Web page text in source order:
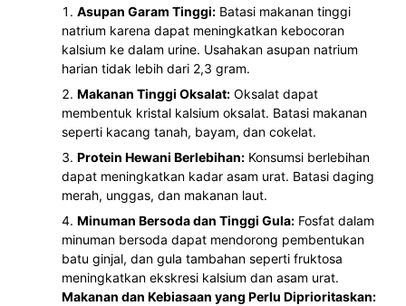
Asupan Garam Tinggi: Batasi makanan tinggi
natrium karena dapat meningkatkan kebocoran
kalsium ke dalam urine. Usahakan asupan natrium
harian tidak lebih dari 2,3 gram.
Makanan Tinggi Oksalat: Oksalat dapat
membentuk kristal kalsium oksalat. Batasi makanan
seperti kacang tanah, bayam, dan cokelat.
Protein Hewani Berlebihan: Konsumsi berlebihan
dapat meningkatkan kadar asam urat. Batasi daging
merah, unggas, dan makanan laut.
Minuman Bersoda dan Tinggi Gula: Fosfat dalam
minuman bersoda dapat mendorong pembentukan
batu ginjal, dan gula tambahan seperti fruktosa
meningkatkan ekskresi kalsium dan asam urat.
Makanan dan Kebiasaan yang Perlu Diprioritaskan: